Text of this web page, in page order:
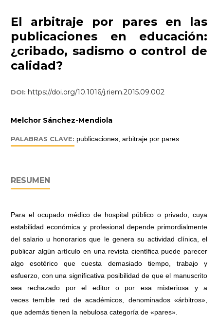
El arbitraje por pares en las
publicaciones en educación:
¿cribado, sadismo o control de
calidad?
DOI: https://doi.org/10.1016/j.riem.2015.09.002
Melchor Sánchez-Mendiola
PALABRAS CLAVE: publicaciones, arbitraje por pares
RESUMEN
Para el ocupado médico de hospital público o privado, cuya
estabilidad económica y profesional depende primordialmente
del salario u honorarios que le genera su actividad clínica, el
publicar algún artículo en una revista científica puede parecer
algo esotérico que cuesta demasiado tiempo, trabajo y
esfuerzo, con una significativa posibilidad de que el manuscrito
sea rechazado por el editor o por esa misteriosa y a
veces temible red de académicos, denominados «árbitros»,
que además tienen la nebulosa categoría de «pares».